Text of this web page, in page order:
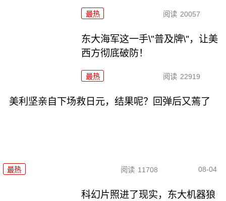
最热 阅读 20057
东大海军这一手\"普及牌\"，让美
西方彻底破防！
最热 阅读 22919
美利坚亲自下场救日元，结果呢？回弹后又蔫了
最热 阅读 11708 08-04
科幻片照进了现实，东大机器狼